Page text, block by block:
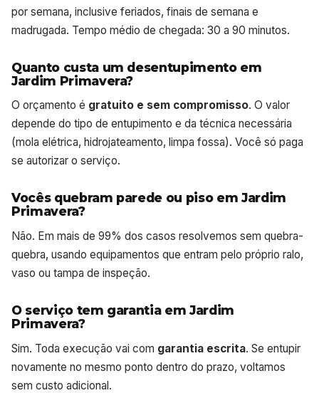
por semana, inclusive feriados, finais de semana e
madrugada. Tempo médio de chegada: 30 a 90 minutos.
Quanto custa um desentupimento em
Jardim Primavera?
O orçamento é gratuito e sem compromisso. O valor
depende do tipo de entupimento e da técnica necessária
(mola elétrica, hidrojateamento, limpa fossa). Você só paga
se autorizar o serviço.
Vocês quebram parede ou piso em Jardim
Primavera?
Não. Em mais de 99% dos casos resolvemos sem quebra-
quebra, usando equipamentos que entram pelo próprio ralo,
vaso ou tampa de inspeção.
O serviço tem garantia em Jardim
Primavera?
Sim. Toda execução vai com garantia escrita. Se entupir
novamente no mesmo ponto dentro do prazo, voltamos
sem custo adicional.